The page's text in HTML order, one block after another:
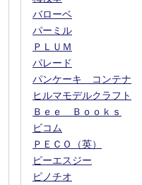
バローベ
パーミル
ＰＬＵＭ
パレード
パンケーキ コンテナ
ヒルマモデルクラフト
Ｂｅｅ Ｂｏｏｋｓ
ビコム
ＰＥＣＯ（英）
ピーエスジー
ピノチオ